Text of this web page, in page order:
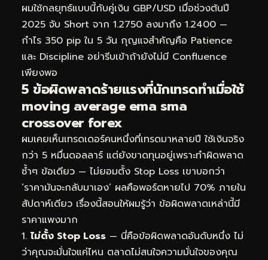
ผมใช้กลยุทธ์แบบนี้กับคู่เงิน GBP/USD เมื่อช่วงต้นปี
2025 จับ Short จาก 1.2750 ลงมาถึง 1.2400 —
กำไร 350 pip ใน 5 วัน กุญแจสำคัญคือ Patience
และ Discipline อย่ารีบเข้าถ้ายังไม่มี Confluence
เพียงพอ
5 ข้อผิดพลาดร้ายแรงที่นักเทรดทำเมื่อใช้
moving average ema sma
crossover forex
ผมเคยเห็นเทรดเดอร์คนหนึ่งที่เทรดมาหลายปี ใช้เงินจริง
กว่า 5 หมื่นดอลลาร์ แต่ยังขาดทุนอยู่เพราะทำผิดพลาด
ซ้ำๆ ข้อเดียว — ไม่ยอมตั้ง Stop Loss เขาบอกว่า
‘ราคามันจะกลับมาเอง’ ผลคือพอร์ตหายไป 70% ภายใน
สัปดาห์เดียว เรื่องนี้สอนให้ผมรู้ว่า ข้อผิดพลาดเหล่านี้มี
ราคาแพงมาก
ไม่ตั้ง Stop Loss — นี่คือข้อผิดพลาดอันดับหนึ่ง ไม่
ว่าคุณจะมั่นใจแค่ไหน ตลาดไม่สนใจความมั่นใจของคุณ